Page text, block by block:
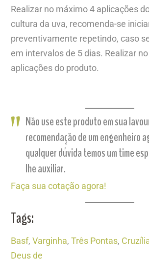
Realizar no máximo 4 aplicações
cultura da uva, recomenda-se
preventivamente repetindo, caso
em intervalos de 5 dias. Realizar
aplicações do produto.
Não use este produto em sua
recomendação de um engenheiro
qualquer dúvida temos um time
lhe auxiliar.
Faça sua cotação agora!
Tags:
Basf,Varginha,Três Pontas,
Deus de